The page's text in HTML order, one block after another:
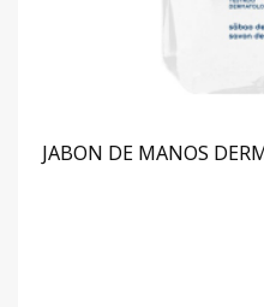
JABON DE MANOS